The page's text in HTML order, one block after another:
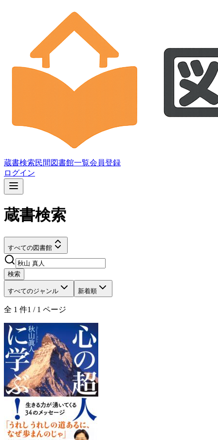
蔵書検索民間図書館一覧会員登録
ログイン
蔵書検索
すべての図書館
検索
すべてのジャンル 新着順
全 1 件1 / 1 ページ